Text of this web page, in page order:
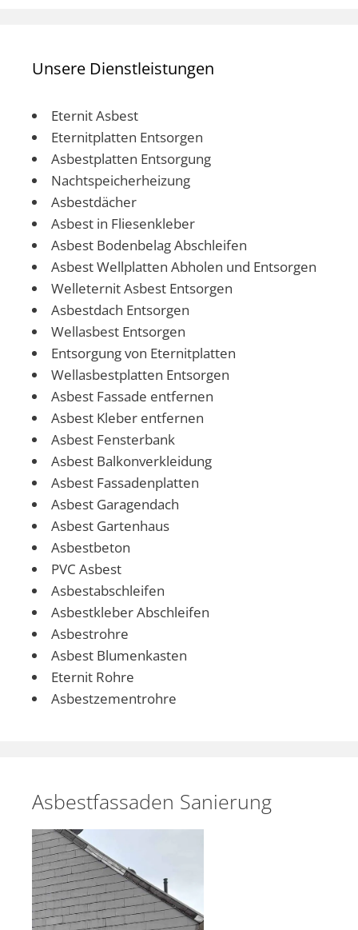
Unsere Dienstleistungen
Eternit Asbest
Eternitplatten Entsorgen
Asbestplatten Entsorgung
Nachtspeicherheizung
Asbestdächer
Asbest in Fliesenkleber
Asbest Bodenbelag Abschleifen
Asbest Wellplatten Abholen und Entsorgen
Welleternit Asbest Entsorgen
Asbestdach Entsorgen
Wellasbest Entsorgen
Entsorgung von Eternitplatten
Wellasbestplatten Entsorgen
Asbest Fassade entfernen
Asbest Kleber entfernen
Asbest Fensterbank
Asbest Balkonverkleidung
Asbest Fassadenplatten
Asbest Garagendach
Asbest Gartenhaus
Asbestbeton
PVC Asbest
Asbestabschleifen
Asbestkleber Abschleifen
Asbestrohre
Asbest Blumenkasten
Eternit Rohre
Asbestzementrohre
Asbestfassaden Sanierung